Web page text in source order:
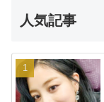
人気記事